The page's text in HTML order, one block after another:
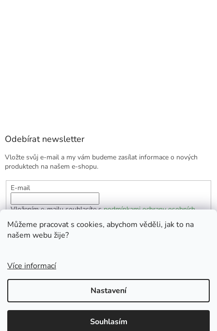
Můžeme pracovat s cookies, abychom věděli, jak to na
našem webu žije?
Více informací
Nastavení
Souhlasím
Odebírat newsletter
Vložte svůj e-mail a my vám budeme zasílat informace o nových
produktech na našem e-shopu.
E-mail
Vložením e-mailu souhlasíte spodmínkami ochrany osobních
údajů
PŘIHLÁSIT SE
vyhrazena.